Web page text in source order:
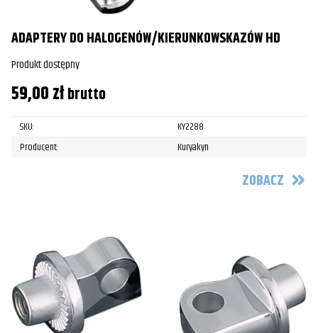
ADAPTERY DO HALOGENÓW/KIERUNKOWSKAZÓW HD
Produkt dostępny
59,00złbrutto
SKU:
KY2288
Producent:
Kuryakyn
ZOBACZ